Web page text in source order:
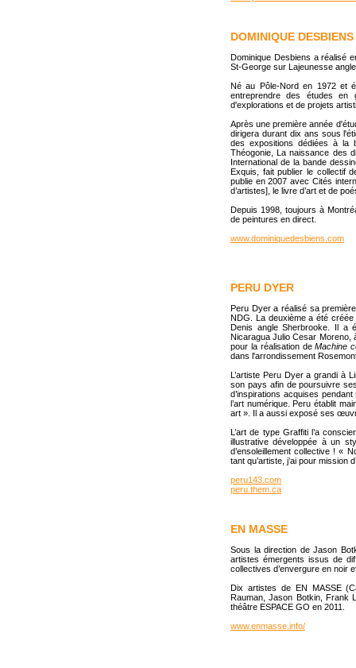
DOMINIQUE DESBIENS
Dominique Desbiens a réalisé
St-George sur Lajeunesse
Né au Pôle-Nord en 1972 et
entreprendre des études
d'explorations et de projets
Après une première année
dirigera durant dix ans sous
des expositions dédiées à la
Théogonie, La naissance des
International de la bande
Exquis, fait publier le collectif
publie en 2007 avec Cités
d’artistes], le livre d’art et de
Depuis 1998, toujours à
de peintures en direct.
www.dominiquedesbiens.com
PERU DYER
Peru Dyer a réalisé sa
NDG. La deuxième a été
Denis angle Sherbrooke. Il a
Nicaragua Julio Cesar Moreno,
pour la réalisation deMachine
dans l'arrondissement
L’artiste Peru Dyer a grandi à
son pays afin de poursuivre
d’inspirations acquises
l’art numérique. Peru établit
art ». Il a aussi exposé ses
L’art de type Graffiti l’a
illustrative développée à un
d’ensoleillement collective ! «
tant qu’artiste, j’ai pour mission
peru143.com
peru.them.ca
EN MASSE
Sous la direction de Jason
artistes émergents issus de
collectives d’envergure en noir
Dix artistes de EN MASSE
Rauman, Jason Botkin, Frank
théâtre ESPACE GO en 2011.
www.enmasse.info/